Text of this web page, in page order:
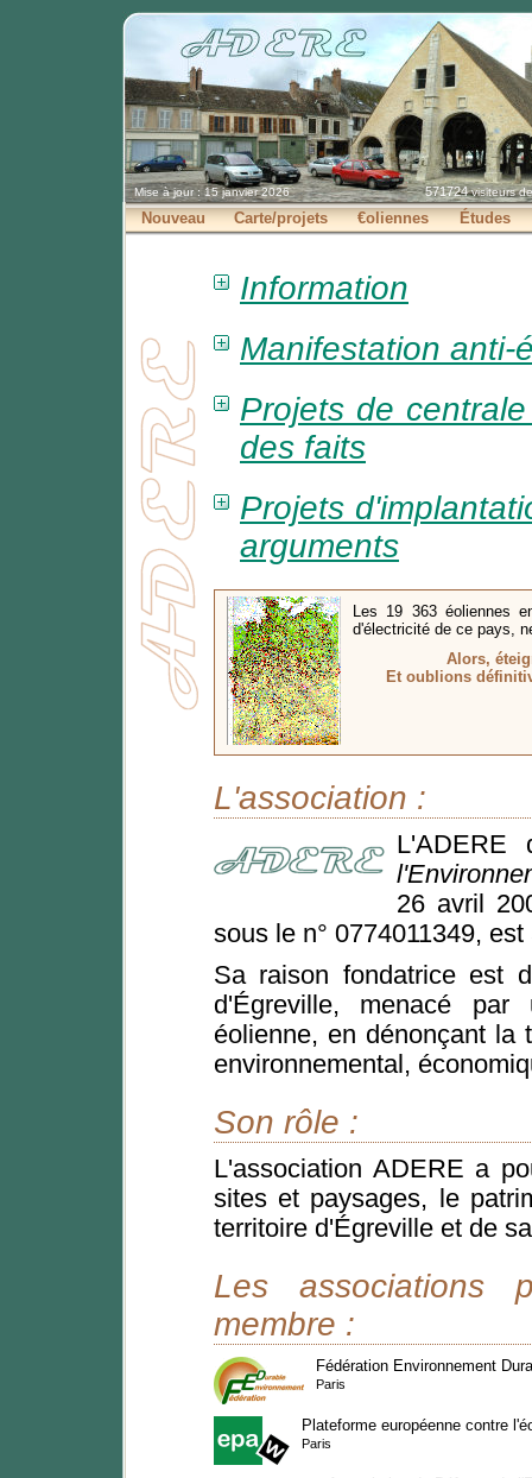
Mise à jour : 15 janvier 2026 571724visiteurs
Nouveau Carte/projets €oliennes Études
Information
Manifestation anti-
Projets de
des faits
Projets
arguments
Les 19 363 éoliennes
d'électricité de ce pays,
Alors,
Et oublions
L'association :
L'ADERE
26 avril
sous le n° 0774011349,
Sa raison fondatrice est
d'Égreville, menacé par
éolienne, en dénonçant la
environnemental,
Son rôle :
L'association ADERE a
sites et paysages, le
territoire d'Égreville et de
Les associations
membre :
Fédération Environnement
Paris
Plateforme européenne contre
Paris